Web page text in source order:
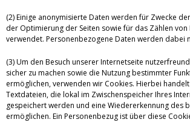
(2) Einige anonymisierte Daten werden für Zwecke
der Optimierung der Seiten sowie für das Zählen von
verwendet. Personenbezogene Daten werden dabei
(3) Um den Besuch unserer Internetseite
sicher zu machen sowie die Nutzung bestimmter
ermöglichen, verwenden wir Cookies. Hierbei
Textdateien, die lokal im Zwischenspeicher Ihres
gespeichert werden und eine Wiedererkennung des
ermöglichen. Ein Personenbezug ist über diese